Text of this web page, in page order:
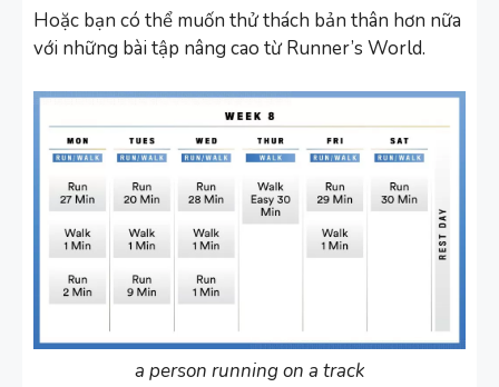
Hoặc bạn có thể muốn thử thách bản thân hơn nữa
với những bài tập nâng cao từ Runner’s World.
a person running on a track